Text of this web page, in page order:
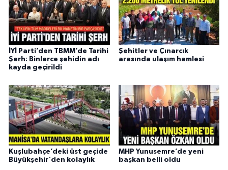
İYİ Parti’den TBMM’de Tarihi
Şerh: Binlerce şehidin adı
kayda geçirildi
Şehitler ve Çınarcık
arasında ulaşım hamlesi
Kuşlubahçe’deki üst geçide
Büyükşehir'den kolaylık
MHP Yunusemre’de yeni
başkan belli oldu